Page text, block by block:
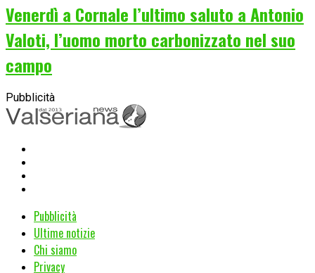
Venerdì a Cornale l’ultimo saluto a Antonio
Valoti, l’uomo morto carbonizzato nel suo
campo
Pubblicità
Pubblicità
Ultime notizie
Chi siamo
Privacy